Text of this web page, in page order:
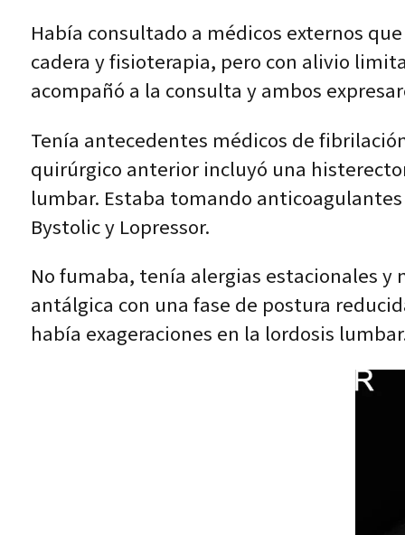
Había consultado a médicos externos
cadera y fisioterapia, pero con alivio
acompañó a la consulta y ambos
Tenía antecedentes médicos de
quirúrgico anterior incluyó una
lumbar. Estaba tomando
Bystolic y Lopressor.
No fumaba, tenía alergias estacionales y
antálgica con una fase de postura
había exageraciones en la lordosis